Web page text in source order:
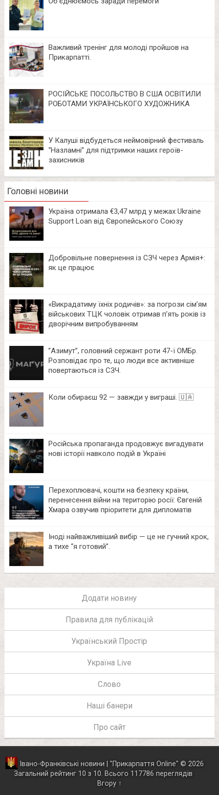
Важливий тренінг для молоді пройшов на
Прикарпатті.
РОСІЙСЬКЕ ПОСОЛЬСТВО В США ОСВІТИЛИ
РОБОТАМИ УКРАЇНСЬКОГО ХУДОЖНИКА
У Калуші відбудеться неймовірний фестиваль
“Назламні” для підтримки наших героїв-
захисників
Головні новини
Україна отримала €3,47 млрд у межах Ukraine
Support Loan від Європейського Союзу
Добровільне повернення із СЗЧ через Армія+:
як це працює
«Викрадатиму їхніх родичів»: за погрози сім’ям
військових ТЦК чоловік отримав п’ять років із
дворічним випробуванням
⁨”Азимут”, головний сержант роти 47-ї ОМБр.
Розповідає про те, що люди все активніше
повертаються із СЗЧ.
Коли обираєш 92 — завжди у виграші. 🇺🇦
Російська пропаганда продовжує вигадувати
нові історії навколо подій в Україні
Перехоплювачі, кошти на безпеку країни,
перенесення війни на територію росії: Євгеній
Хмара озвучив пріоритети для дипломатів
Іноді найважливіший вибір — це не гучний крок,
а тихе “я готовий”.
Додати новину
Правила для публікацій
Український Простір
Україна Live
Слово
Наші банери
Про сайт
Івано-Франківські новини | "Прикарпаття Online" © 2026
Загальний рейтинг 10 з 10. Всього 117786 переглядів
Вгору ↑